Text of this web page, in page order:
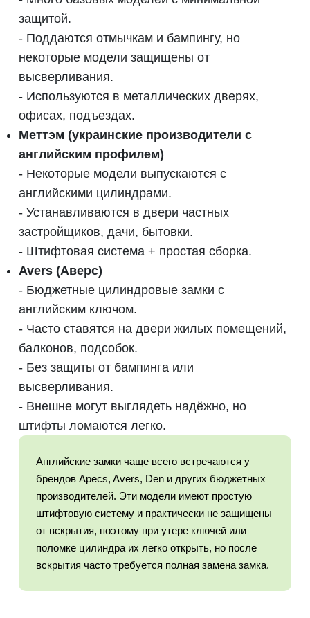
защитой.
- Поддаются отмычкам и бампингу, но
некоторые модели защищены от
высверливания.
- Используются в металлических дверях,
офисах, подъездах.
Меттэм (украинские производители с
английским профилем)
- Некоторые модели выпускаются с
английскими цилиндрами.
- Устанавливаются в двери частных
застройщиков, дачи, бытовки.
- Штифтовая система + простая сборка.
Avers (Аверс)
- Бюджетные цилиндровые замки с
английским ключом.
- Часто ставятся на двери жилых помещений,
балконов, подсобок.
- Без защиты от бампинга или
высверливания.
- Внешне могут выглядеть надёжно, но
штифты ломаются легко.
Английские замки чаще всего встречаются у
брендов Apecs, Avers, Den и других бюджетных
производителей. Эти модели имеют простую
штифтовую систему и практически не защищены
от вскрытия, поэтому при утере ключей или
поломке цилиндра их легко открыть, но после
вскрытия часто требуется полная замена замка.